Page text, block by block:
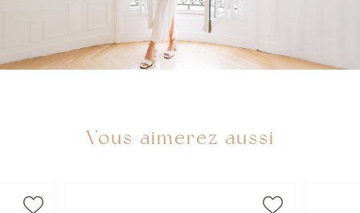
Vous aimerez aussi